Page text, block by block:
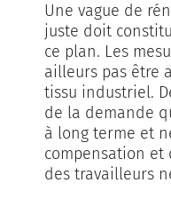
Une vague de
juste doit
ce plan. Les
ailleurs pas être
tissu industriel.
de la demande
à long terme et
compensation et
des travailleurs